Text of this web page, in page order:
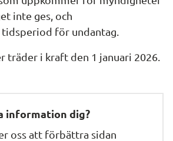
inte ges, och
tidsperiod för undantag.
träder i kraft den 1 januari 2026.
information dig?
oss att förbättra sidan